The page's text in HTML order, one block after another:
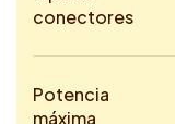
conectores
Potencia
máxima